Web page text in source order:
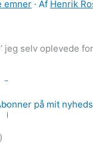
emner · Af Henrik
jeg selv oplevede
på mit